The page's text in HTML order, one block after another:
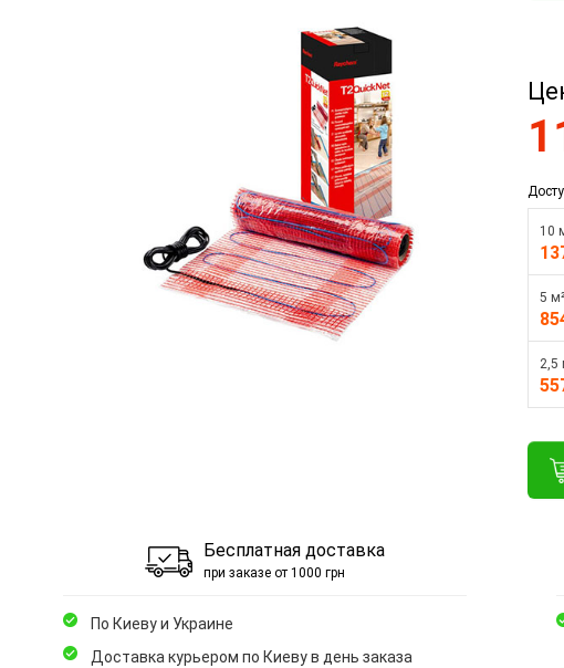
10
5
2,5
Бесплатная доставка
при заказе от 1000 грн
По Киеву и Украине
Доставка курьером по Киеву в день заказа